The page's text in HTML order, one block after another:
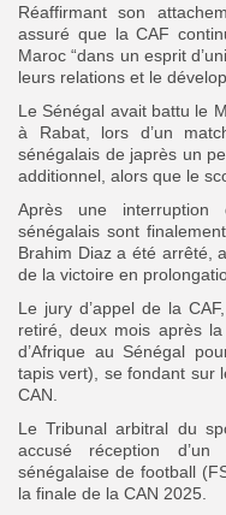
Réaffirmant son
assuré que la CAF
Maroc “dans un esprit
leurs relations et le
Le Sénégal avait battu le
à Rabat, lors d’un
sénégalais de japrès un
additionnel, alors que le
Après une interruption
sénégalais sont
Brahim Diaz a été arrêté,
de la victoire en
Le jury d’appel de la
retiré, deux mois après
d’Afrique au Sénégal
tapis vert), se fondant sur
CAN.
Le Tribunal arbitral du
accusé réception
sénégalaise de football
la finale de la CAN 2025.